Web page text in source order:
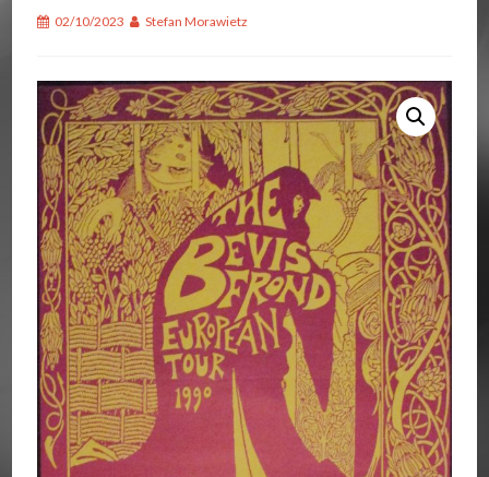
02/10/2023 Stefan Morawietz